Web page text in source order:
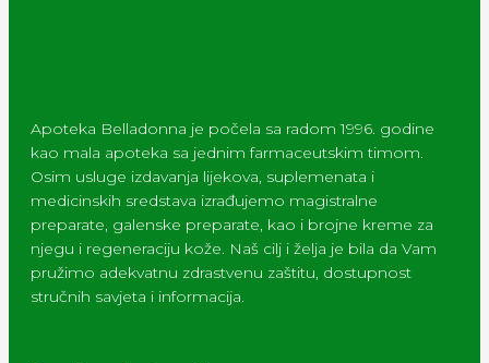
Apoteka Belladonna je počela sa radom 1996. godine
kao mala apoteka sa jednim farmaceutskim timom.
Osim usluge izdavanja lijekova, suplemenata i
medicinskih sredstava izrađujemo magistralne
preparate, galenske preparate, kao i brojne kreme za
njegu i regeneraciju kože. Naš cilj i želja je bila da Vam
pružimo adekvatnu zdrastvenu zaštitu, dostupnost
stručnih savjeta i informacija.